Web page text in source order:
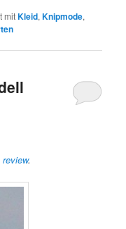
mitKleid,Knipmode,
.